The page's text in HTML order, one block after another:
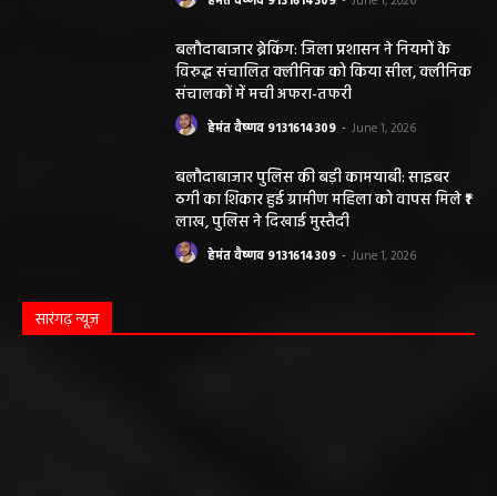
विरुद्ध संचालित क्लीनिक को किया सील, क्लीनिक
संचालकों में मची अफरा-तफरी
हेमंत वैष्णव 9131614309 -
ठगी का शिकार हुई ग्रामीण महिला को वापस मिले ₹1
लाख, पुलिस ने दिखाई मुस्तैदी
हेमंत वैष्णव 9131614309 -
सारंगढ़ न्यूज़